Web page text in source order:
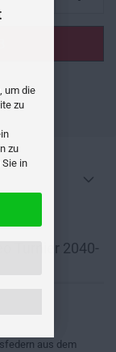
um die
zu
zu
in
Turnier 2040-
aus dem